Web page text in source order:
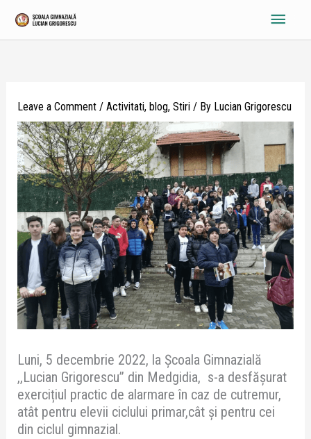
content
Main
Leave a Comment / Activitati, blog, Stiri/ By Lucian Grigorescu
Luni, 5 decembrie 2022, la Școala Gimnazială
,,Lucian Grigorescu” din Medgidia, s-a desfășurat
exercițiul practic de alarmare în caz de cutremur,
atât pentru elevii ciclului primar,cât și pentru cei
din ciclul gimnazial.